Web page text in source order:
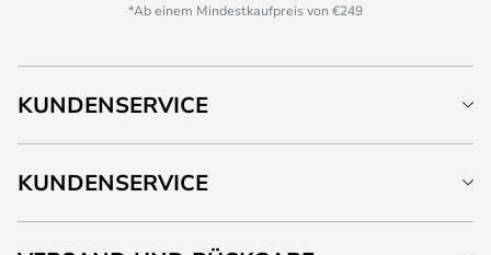
*Ab einem Mindestkaufpreis von €249
KUNDENSERVICE
KUNDENSERVICE